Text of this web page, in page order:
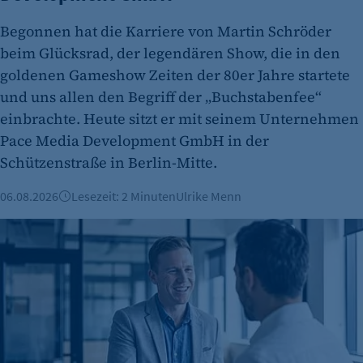
etracker Analytics
et_oi_v2
Anbieter:
etracker GmbH
Zweck:
Cookie Erkennung
Cookie Laufzeit:
2 Jahre
Begonnen hat die Karriere von Martin Schröder
beim Glücksrad, der legendären Show, die in den
goldenen Gameshow Zeiten der 80er Jahre startete
und uns allen den Begriff der „Buchstabenfee“
einbrachte. Heute sitzt er mit seinem Unternehmen
Pace Media Development GmbH in der
Schützenstraße in Berlin-Mitte.
06.08.2026 Lesezeit: 2 MinutenUlrike Menn
Mittel und Wege für Förderungen und Finanzierungen